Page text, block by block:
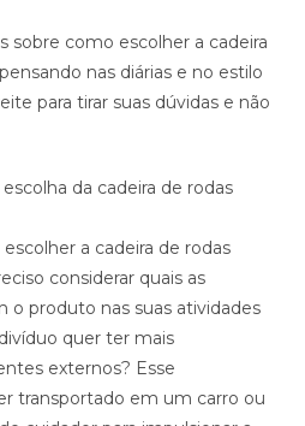
sobre como escolher a cadeira
nas diárias e no estilo
para tirar suas dúvidas e não
da cadeira de rodas
a cadeira de rodas
considerar quais as
o produto nas suas atividades
quer ter mais
externos? Esse
transportado em um carro ou